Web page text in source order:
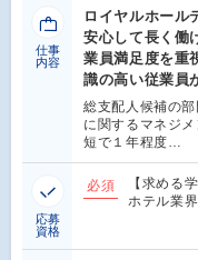
仕事
内容
ロイヤルホール
安心して長く働
業員満足度を重
識の高い従業員
総支配人候補の
に関するマネジ
短で１年程度…
応募
資格
必須
【求める
ホテル業